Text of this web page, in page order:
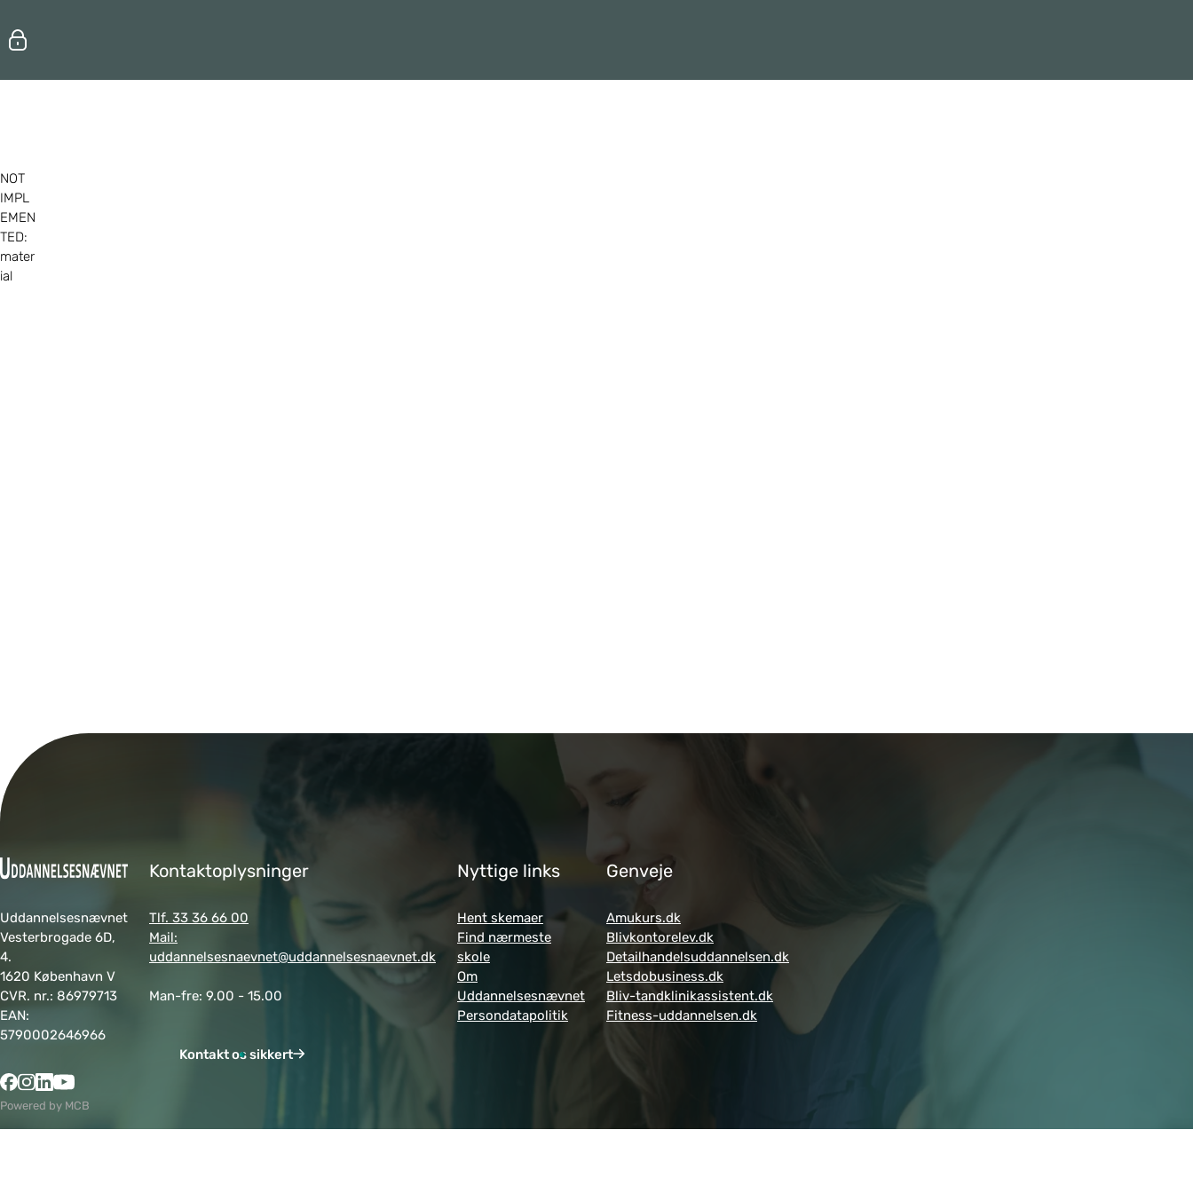
NOT
IMPL
EMEN
TED:
mater
ial
Uddannelsesnævnet
Vesterbrogade 6D,
4.
1620 København V
CVR. nr.: 86979713
EAN:
5790002646966
Kontaktoplysninger
Tlf. 33 36 66 00
Mail:
uddannelsesnaevnet@uddannelsesnaevnet.dk
Man-fre: 9.00 - 15.00
Kontakt os sikkert
Nyttige links
Hent skemaer
Find nærmeste
skole
Om
Uddannelsesnævnet
Persondatapolitik
Genveje
Amukurs.dk
Blivkontorelev.dk
Detailhandelsuddannelsen.dk
Letsdobusiness.dk
Bliv-tandklinikassistent.dk
Fitness-uddannelsen.dk
Powered by MCB